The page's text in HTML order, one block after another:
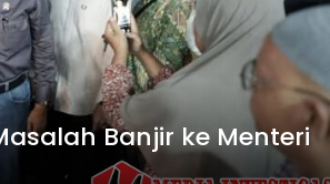
Banjir ke Menteri